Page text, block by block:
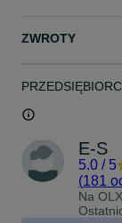
ZWROTY
E-S
5.0 / 5
(181
Na